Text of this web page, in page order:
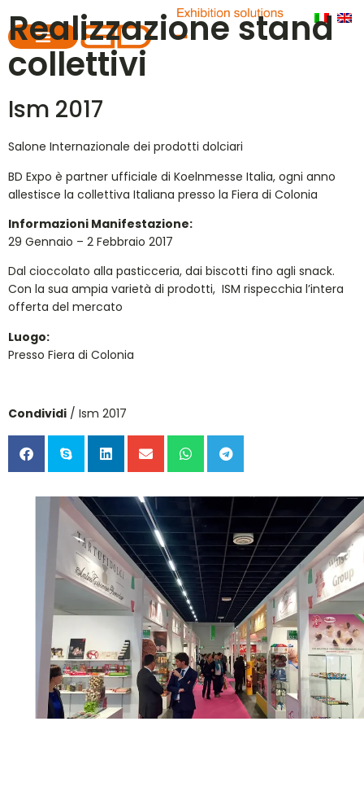
Realizzazione stand
collettivi
Ism 2017
Salone Internazionale dei prodotti dolciari
BD Expo è partner ufficiale di Koelnmesse Italia, ogni anno
allestisce la collettiva Italiana presso la Fiera di Colonia
Informazioni Manifestazione:
29 Gennaio – 2 Febbraio 2017
Dal cioccolato alla pasticceria, dai biscotti fino agli snack.
Con la sua ampia varietà di prodotti, ISM rispecchia l’intera
offerta del mercato
Luogo:
Presso Fiera di Colonia
Condividi / Ism 2017